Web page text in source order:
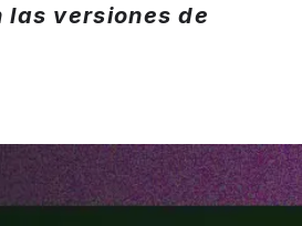
las versiones de